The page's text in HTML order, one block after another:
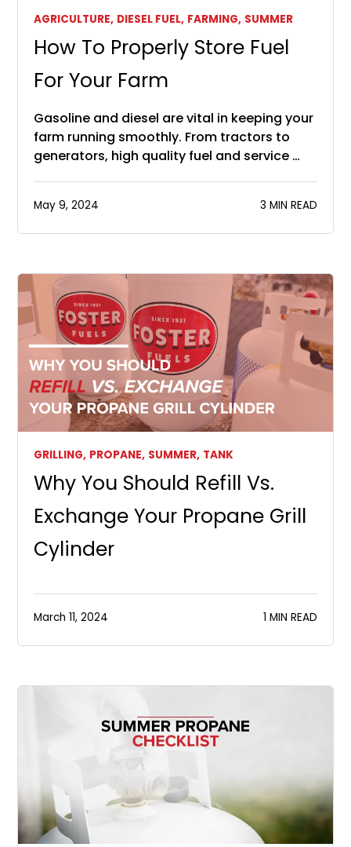
AGRICULTURE, DIESEL FUEL, FARMING, SUMMER
How To Properly Store Fuel
For Your Farm
Gasoline and diesel are vital in keeping your
farm running smoothly. From tractors to
generators, high quality fuel and service …
May 9, 2024 3 MIN READ
GRILLING, PROPANE, SUMMER, TANK
Why You Should Refill Vs.
Exchange Your Propane Grill
Cylinder
March 11, 2024 1 MIN READ